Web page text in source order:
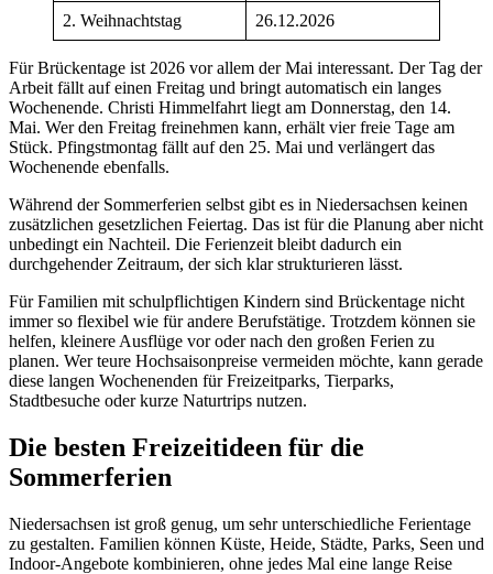
2. Weihnachtstag 26.12.2026
Für Brückentage ist 2026 vor allem der Mai interessant. Der Tag der
Arbeit fällt auf einen Freitag und bringt automatisch ein langes
Wochenende. Christi Himmelfahrt liegt am Donnerstag, den 14.
Mai. Wer den Freitag freinehmen kann, erhält vier freie Tage am
Stück. Pfingstmontag fällt auf den 25. Mai und verlängert das
Wochenende ebenfalls.
Während der Sommerferien selbst gibt es in Niedersachsen keinen
zusätzlichen gesetzlichen Feiertag. Das ist für die Planung aber nicht
unbedingt ein Nachteil. Die Ferienzeit bleibt dadurch ein
durchgehender Zeitraum, der sich klar strukturieren lässt.
Für Familien mit schulpflichtigen Kindern sind Brückentage nicht
immer so flexibel wie für andere Berufstätige. Trotzdem können sie
helfen, kleinere Ausflüge vor oder nach den großen Ferien zu
planen. Wer teure Hochsaisonpreise vermeiden möchte, kann gerade
diese langen Wochenenden für Freizeitparks, Tierparks,
Stadtbesuche oder kurze Naturtrips nutzen.
Die besten Freizeitideen für die
Sommerferien
Niedersachsen ist groß genug, um sehr unterschiedliche Ferientage
zu gestalten. Familien können Küste, Heide, Städte, Parks, Seen und
Indoor-Angebote kombinieren, ohne jedes Mal eine lange Reise